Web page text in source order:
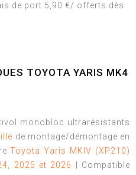
de port 5,90 €/ offerts dès
TOYOTA YARIS MK4
monobloc ultrarésistants
de montage/démontage en
Toyota Yaris MKIV (XP210)
2025 et 2026
| Compatible